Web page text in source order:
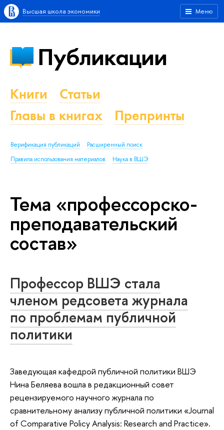
Меню
Высшая школа экономики
Публикации
Книги
Статьи
Главы в книгах
Препринты
Верификация публикаций
Расширенный поиск
Правила использования материалов
Наука в ВШЭ
Тема «профессорско-
преподавательский
состав»
Профессор ВШЭ стала
членом редсовета журнала
по проблемам публичной
политики
Заведующая кафедрой публичной политики ВШЭ
Нина Беляева вошла в редакционный совет
рецензируемого научного журнала по
сравнительному анализу публичной политики «Journal
of Comparative Policy Analysis: Research and Practice».